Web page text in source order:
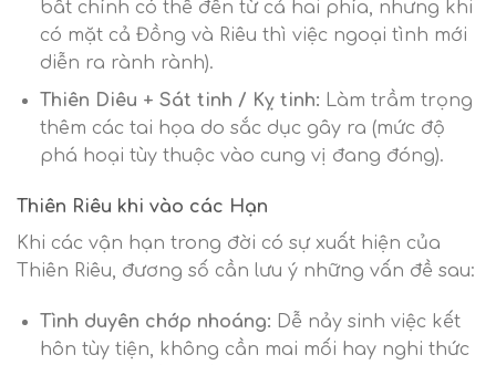
bất chính có thể đến từ cả hai phía, nhưng khi
có mặt cả Đồng và Riêu thì việc ngoại tình mới
diễn ra rành rành).
Thiên Diêu + Sát tinh / Kỵ tinh: Làm trầm trọng
thêm các tai họa do sắc dục gây ra (mức độ
phá hoại tùy thuộc vào cung vị đang đóng).
Thiên Riêu khi vào các Hạn
Khi các vận hạn trong đời có sự xuất hiện của
Thiên Riêu, đương số cần lưu ý những vấn đề sau:
Tình duyên chớp nhoáng: Dễ nảy sinh việc kết
hôn tùy tiện, không cần mai mối hay nghi thức